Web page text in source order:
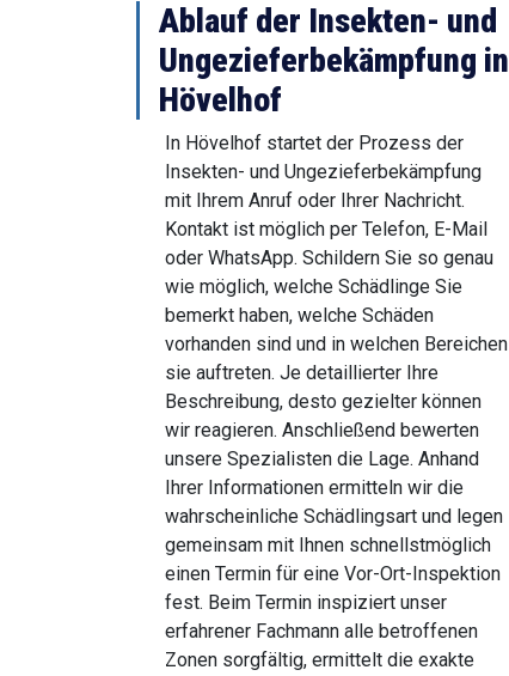
Ablauf der Insekten- und
Ungezieferbekämpfung in
Hövelhof
In Hövelhof startet der Prozess der
Insekten- und Ungezieferbekämpfung
mit Ihrem Anruf oder Ihrer Nachricht.
Kontakt ist möglich per Telefon, E-Mail
oder WhatsApp. Schildern Sie so genau
wie möglich, welche Schädlinge Sie
bemerkt haben, welche Schäden
vorhanden sind und in welchen Bereichen
sie auftreten. Je detaillierter Ihre
Beschreibung, desto gezielter können
wir reagieren. Anschließend bewerten
unsere Spezialisten die Lage. Anhand
Ihrer Informationen ermitteln wir die
wahrscheinliche Schädlingsart und legen
gemeinsam mit Ihnen schnellstmöglich
einen Termin für eine Vor-Ort-Inspektion
fest. Beim Termin inspiziert unser
erfahrener Fachmann alle betroffenen
Zonen sorgfältig, ermittelt die exakte